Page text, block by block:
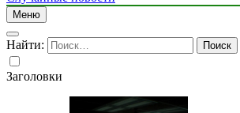
Меню
Найти:
Заголовки